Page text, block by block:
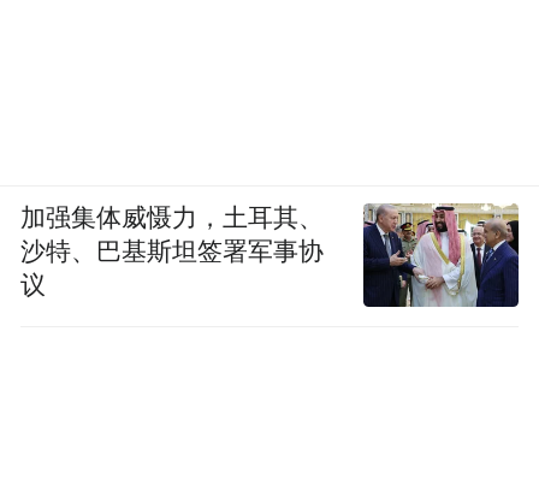
加强集体威慑力，土耳其、
沙特、巴基斯坦签署军事协
议